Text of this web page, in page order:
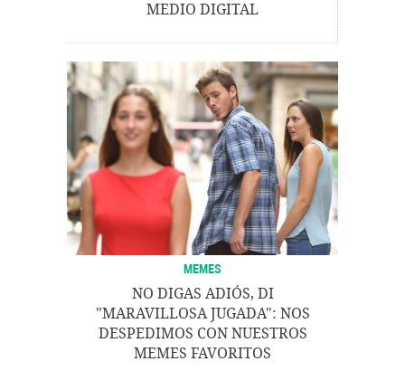
MEDIO DIGITAL
MEMES
NO DIGAS ADIÓS, DI
"MARAVILLOSA JUGADA": NOS
DESPEDIMOS CON NUESTROS
MEMES FAVORITOS